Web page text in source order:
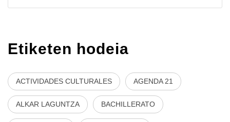
Etiketen hodeia
ACTIVIDADES CULTURALES AGENDA 21
ALKAR LAGUNTZA BACHILLERATO